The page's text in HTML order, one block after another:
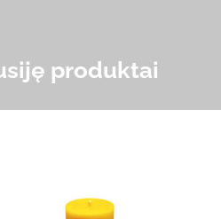
produktai